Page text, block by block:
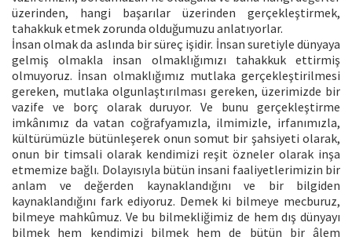
üzerinden, hangi başarılar üzerinden gerçekleştirmek,
tahakkuk etmek zorunda olduğumuzu anlatıyorlar.
İnsan olmak da aslında bir süreç işidir. İnsan suretiyle dünyaya
gelmiş olmakla insan olmaklığımızı tahakkuk ettirmiş
olmuyoruz. İnsan olmaklığımız mutlaka gerçekleştirilmesi
gereken, mutlaka olgunlaştırılması gereken, üzerimizde bir
vazife ve borç olarak duruyor. Ve bunu gerçekleştirme
imkânımız da vatan coğrafyamızla, ilmimizle, irfanımızla,
kültürümüzle bütünleşerek onun somut bir şahsiyeti olarak,
onun bir timsali olarak kendimizi reşit özneler olarak inşa
etmemize bağlı. Dolayısıyla bütün insani faaliyetlerimizin bir
anlam ve değerden kaynaklandığını ve bir bilgiden
kaynaklandığını fark ediyoruz. Demek ki bilmeye mecburuz,
bilmeye mahkûmuz. Ve bu bilmekliğimiz de hem dış dünyayı
bilmek hem kendimizi bilmek hem de bütün bir âlem